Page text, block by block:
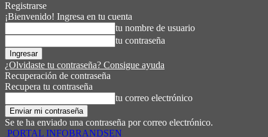
Registrarse
¡Bienvenido! Ingresa en tu cuenta
tu nombre de usuario
tu contraseña
¿Olvidaste tu contraseña? Consigue ayuda
Recuperación de contraseña
Recupera tu contraseña
tu correo electrónico
Se te ha enviado una contraseña por correo electrónico.
PORTAL INFOBRANDSEN